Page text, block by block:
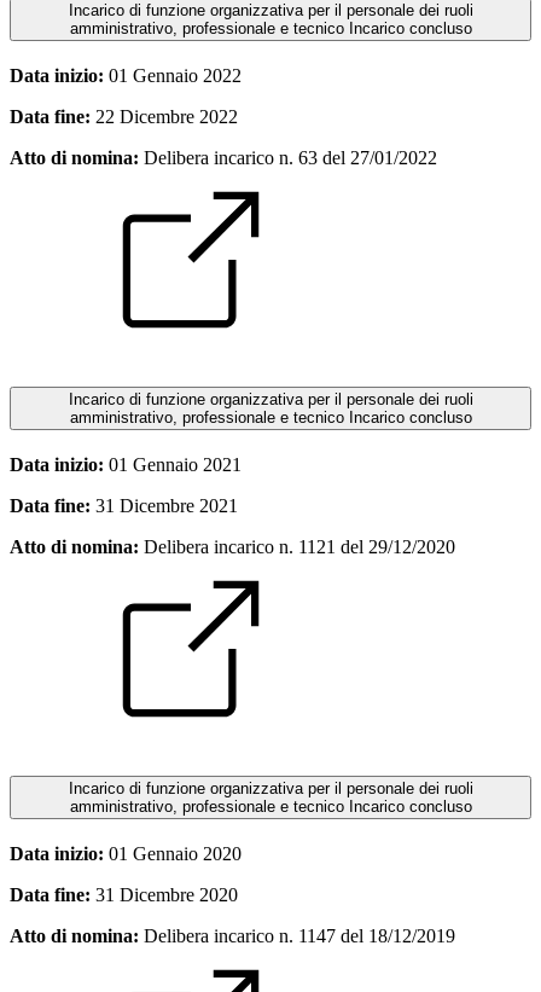
Incarico di funzione organizzativa per il personale dei ruoli
amministrativo, professionale e tecnico Incarico concluso
Data inizio: 01 Gennaio 2022
Data fine: 22 Dicembre 2022
Atto di nomina: Delibera incarico n. 63 del 27/01/2022
Incarico di funzione organizzativa per il personale dei ruoli
amministrativo, professionale e tecnico Incarico concluso
Data inizio: 01 Gennaio 2021
Data fine: 31 Dicembre 2021
Atto di nomina: Delibera incarico n. 1121 del 29/12/2020
Incarico di funzione organizzativa per il personale dei ruoli
amministrativo, professionale e tecnico Incarico concluso
Data inizio: 01 Gennaio 2020
Data fine: 31 Dicembre 2020
Atto di nomina: Delibera incarico n. 1147 del 18/12/2019